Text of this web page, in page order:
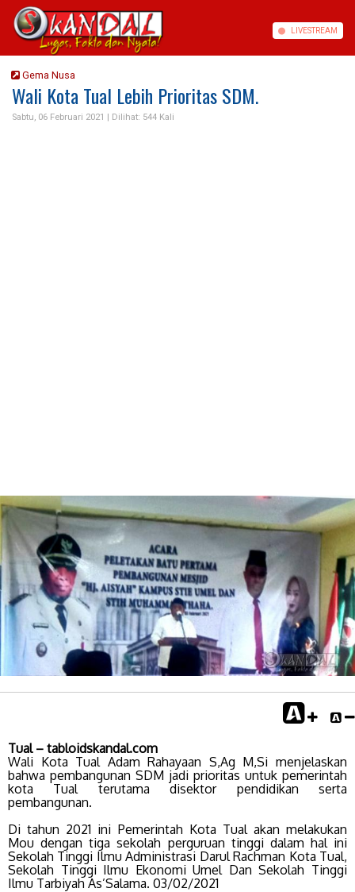
LIVESTREAM
Gema Nusa
Wali Kota Tual Lebih Prioritas SDM.
Sabtu, 06 Februari 2021 | Dilihat: 544 Kali
Tual – tabloidskandal.com
Wali Kota Tual Adam Rahayaan S,Ag M,Si menjelaskan
bahwa pembangunan SDM jadi prioritas untuk pemerintah
kota Tual terutama disektor pendidikan serta
pembangunan.
Di tahun 2021 ini Pemerintah Kota Tual akan melakukan
Mou dengan tiga sekolah perguruan tinggi dalam hal ini
Sekolah Tinggi Ilmu Administrasi Darul Rachman Kota Tual,
Sekolah Tinggi Ilmu Ekonomi Umel Dan Sekolah Tinggi
Ilmu Tarbiyah As’Salama. 03/02/2021